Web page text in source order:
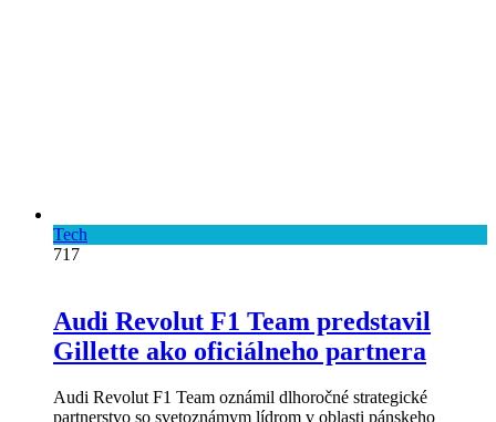
Tech
717
Audi Revolut F1 Team predstavil
Gillette ako oficiálneho partnera
Audi Revolut F1 Team oznámil dlhoročné strategické
partnerstvo so svetoznámym lídrom v oblasti pánskeho